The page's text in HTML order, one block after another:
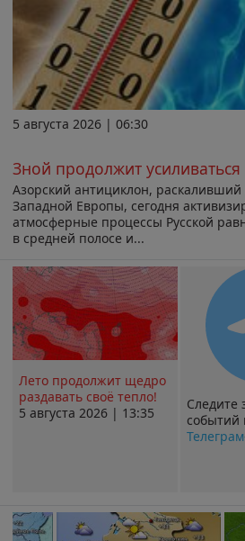
5 августа 2026 | 06:30
Зной продолжит усиливаться
Азорский антициклон, раскаливший
Западной Европы, сегодня
атмосферные процессы Русской
в средней полосе и...
Лето продолжит щедро
раздавать своё тепло!
5 августа 2026 | 13:35
Следите